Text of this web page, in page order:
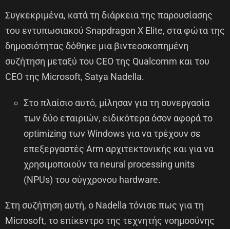
Συγκεκριμένα, κατά τη διάρκεια της παρουσίασης
του εντυπωσιακού Snapdragon X Elite, στα φώτα της
δημοσιότητας δόθηκε μια βιντεοσκοπημένη
συζήτηση μεταξύ του CEO της Qualcomm και του
CEO της Microsoft, Satya Nadella.
Στο πλαίσιο αυτό, μίλησαν για τη συνεργασία
των δύο εταιριών, ειδικότερα όσον αφορά το
optimizing των Windows για να τρέχουν σε
επεξεργαστές Arm αρχιτεκτονικής και για να
χρησιμοποιούν τα neural processing units
(NPUs) του σύγχρονου hardware.
Στη συζήτηση αυτή, ο Nadella τόνισε πως για τη
Microsoft, το επίκεντρο της τεχνητής νοημοσύνης